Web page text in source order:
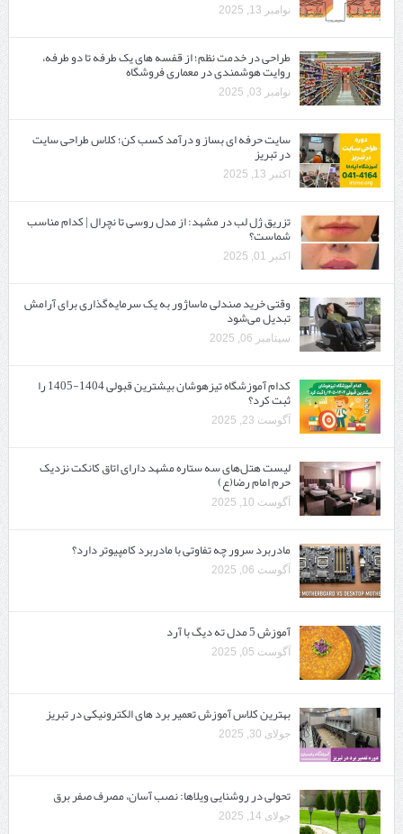
نوامبر 13, 2025
طراحی در خدمت نظم؛ از قفسه ‌های یک‌ طرفه تا دو طرفه،
روایت هوشمندی در معماری فروشگاه
نوامبر 03, 2025
سایت حرفه ‌ای بساز و درآمد کسب کن؛ کلاس طراحی سایت
در تبریز
اکتبر 13, 2025
تزریق ژل لب در مشهد: از مدل روسی تا نچرال | کدام مناسب
شماست؟
اکتبر 01, 2025
وقتی خرید صندلی ماساژور به یک سرمایه‌گذاری برای آرامش
تبدیل می‌شود
سپتامبر 06, 2025
کدام آموزشگاه تیزهوشان بیشترین قبولی 1404-1405 را
ثبت کرد؟
آگوست 23, 2025
لیست هتل‌های سه ستاره مشهد دارای اتاق کانکت نزدیک
حرم امام رضا(ع)
آگوست 10, 2025
مادربرد سرور چه تفاوتی با مادربرد کامپیوتر دارد؟
آگوست 06, 2025
آموزش 5 مدل ته دیگ با آرد
آگوست 05, 2025
بهترین کلاس آموزش تعمیر برد های الکترونیکی در تبریز
جولای 30, 2025
تحولی در روشنایی ویلاها: نصب آسان، مصرف صفر برق
جولای 14, 2025